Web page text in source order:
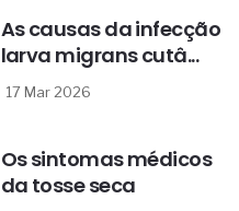
As causas da infecção
larva migrans cutâ...
17 Mar 2026
Os sintomas médicos
da tosse seca